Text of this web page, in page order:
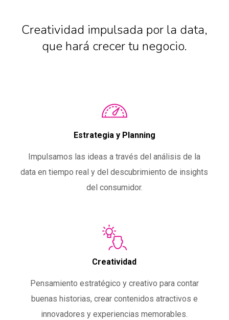
Creatividad impulsada por la data,
que hará crecer tu negocio.
Estrategia y Planning
Impulsamos las ideas a través del análisis de la
data en tiempo real y del descubrimiento de insights
del consumidor.
Creatividad
Pensamiento estratégico y creativo para contar
buenas historias, crear contenidos atractivos e
innovadores y experiencias memorables.